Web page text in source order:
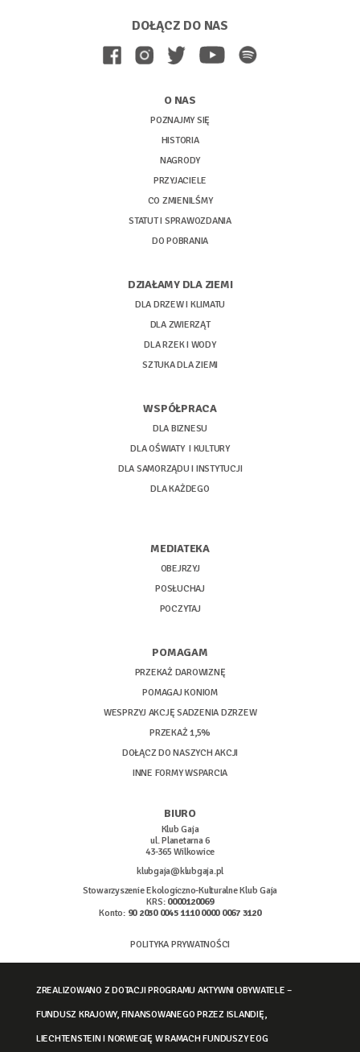
DOŁĄCZ DO NAS
O NAS
POZNAJMY SIĘ
HISTORIA
NAGRODY
PRZYJACIELE
CO ZMIENILŚMY
STATUT I SPRAWOZDANIA
DO POBRANIA
DZIAŁAMY DLA ZIEMI
DLA DRZEW I KLIMATU
DLA ZWIERZĄT
DLA RZEK I WODY
SZTUKA DLA ZIEMI
WSPÓŁPRACA
DLA BIZNESU
DLA OŚWIATY I KULTURY
DLA SAMORZĄDU I INSTYTUCJI
DLA KAŻDEGO
MEDIATEKA
OBEJRZYJ
POSŁUCHAJ
POCZYTAJ
POMAGAM
PRZEKAŻ DAROWIZNĘ
POMAGAJ KONIOM
WESPRZYJ AKCJĘ SADZENIA DZRZEW
PRZEKAŻ 1,5%
DOŁĄCZ DO NASZYCH AKCJI
INNE FORMY WSPARCIA
BIURO
Klub Gaja
ul. Planetarna 6
43-365 Wilkowice
klubgaja@klubgaja.pl
Stowarzyszenie Ekologiczno-Kulturalne Klub Gaja
KRS: 0000120069
Konto: 90 2030 0045 1110 0000 0067 3120
POLITYKA PRYWATNOŚCI
ZREALIZOWANO Z DOTACJI PROGRAMU AKTYWNI OBYWATELE –
FUNDUSZ KRAJOWY, FINANSOWANEGO PRZEZ ISLANDIĘ,
LIECHTENSTEIN I NORWEGIĘ W RAMACH FUNDUSZY EOG